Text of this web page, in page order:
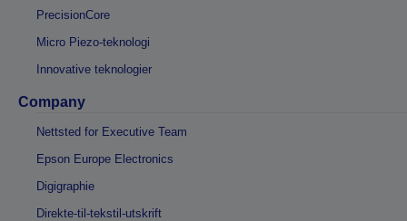
PrecisionCore
Micro Piezo-teknologi
Innovative teknologier
Company
Nettsted for Executive Team
Epson Europe Electronics
Digigraphie
Direkte-til-tekstil-utskrift